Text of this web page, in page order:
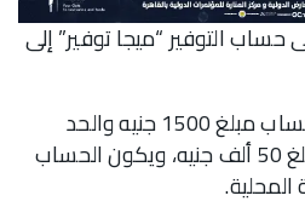
حساب التوفير “ميجا توفير” إلى
ويبلغ الحد الأدني لفتح الحساب مبلغ 1500 جنيه والحد
الأدني لاحتساب العائد مبلغ 50 ألف جنيه، ويكون الحساب